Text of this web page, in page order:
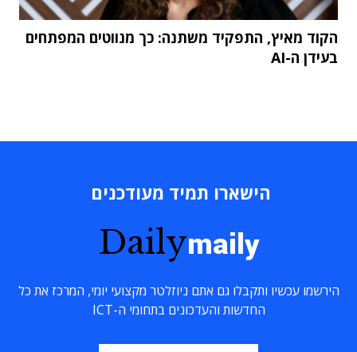
הקוד מאיץ, התפקיד משתנה: כך מנווטים המפתחים
בעידן ה-AI
הישארו תמיד מעודכנים
Dailymaily
הירשמו עכשיו ותקבלו גם אתם ניוזלטר מקצועי יומי, המרכז את כל
החדשות והעדכונים בתחומי ה-ICT